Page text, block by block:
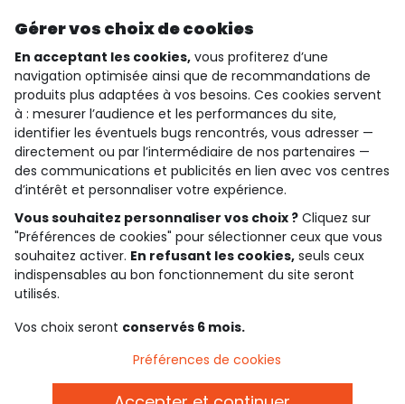
Découvrir notre application
qui sommes-nous ?
besoin d'aide ?
le club fidélité
notre catalogue
Conditions générales de ventes et d'utilisation
Politique de confidentialité
Cookies et données personnelles
Paramètres des cookies
Gérer vos choix de cookies
En acceptant les cookies, vous profiterez d’une
navigation optimisée ainsi que de recommandations de
produits plus adaptées à vos besoins. Ces cookies servent
à : mesurer l’audience et les performances du site,
identifier les éventuels bugs rencontrés, vous adresser —
directement ou par l’intermédiaire de nos partenaires —
des communications et publicités en lien avec vos centres
d’intérêt et personnaliser votre expérience.
Vous souhaitez personnaliser vos choix ? Cliquez sur
"Préférences de cookies" pour sélectionner ceux que vous
souhaitez activer. En refusant les cookies, seuls ceux
indispensables au bon fonctionnement du site seront
utilisés.
Vos choix seront conservés 6 mois.
Préférences de cookies